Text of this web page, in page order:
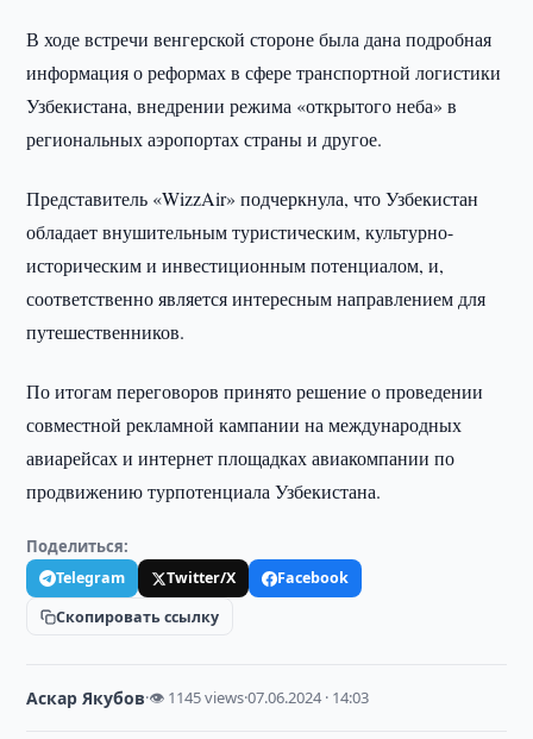
В ходе встречи венгерской стороне была дана подробная
информация о реформах в сфере транспортной логистики
Узбекистана, внедрении режима «открытого неба» в
региональных аэропортах страны и другое.
Представитель «WizzAir» подчеркнула, что Узбекистан
обладает внушительным туристическим, культурно-
историческим и инвестиционным потенциалом, и,
соответственно является интересным направлением для
путешественников.
По итогам переговоров принято решение о проведении
совместной рекламной кампании на международных
авиарейсах и интернет площадках авиакомпании по
продвижению турпотенциала Узбекистана.
Поделиться:
Telegram Twitter/X
Facebook
Скопировать ссылку
Аскар Якубов·👁 1145 views·07.06.2024 · 14:03